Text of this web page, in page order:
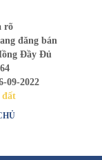
rõ
đăng bán
Đầy Đủ
09-2022
đất